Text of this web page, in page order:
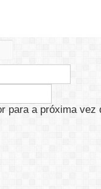
para a próxima vez